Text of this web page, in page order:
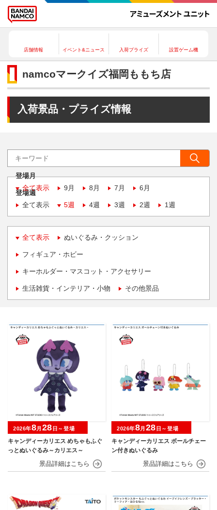
店舗情報 イベント&ニュース 入荷プライズ 設置ゲーム機
namcoマークイズ福岡ももち店
入荷景品・プライズ情報
登場月
全て表示
9月 8月 7月 6月
登場週
全て表示
5週 4週 3週 2週 1週
全て表示 ぬいぐるみ・クッション
フィギュア・ホビー
キーホルダー・マスコット・アクセサリー
生活雑貨・インテリア・小物 その他景品
キャンディーカリエス めちゃもふぐ
っとぬいぐるみ～カリエス～
2026年8月 28 日～登場
キャンディーカリエス ボールチェー
ン付きぬいぐるみ
2026年8月 28 日～登場